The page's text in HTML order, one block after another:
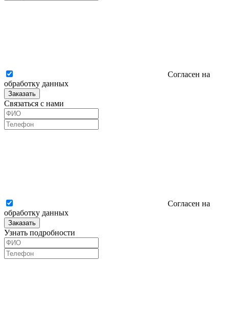
Согласен на
обработку данных
Заказать
Связаться с нами
Согласен на
обработку данных
Заказать
Узнать подробности